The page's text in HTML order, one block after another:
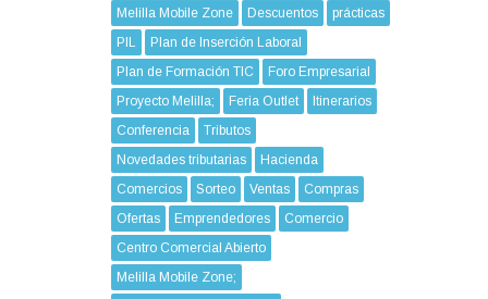
Melilla Mobile Zone
Descuentos
prácticas
PIL
Plan de Inserción Laboral
Plan de Formación TIC
Foro Empresarial
Proyecto Melilla;
Feria Outlet
Itinerarios
Conferencia
Tributos
Novedades tributarias
Hacienda
Comercios
Sorteo Ventas
Compras
Ofertas
Emprendedores
Comercio
Centro Comercial Abierto
Melilla Mobile Zone;